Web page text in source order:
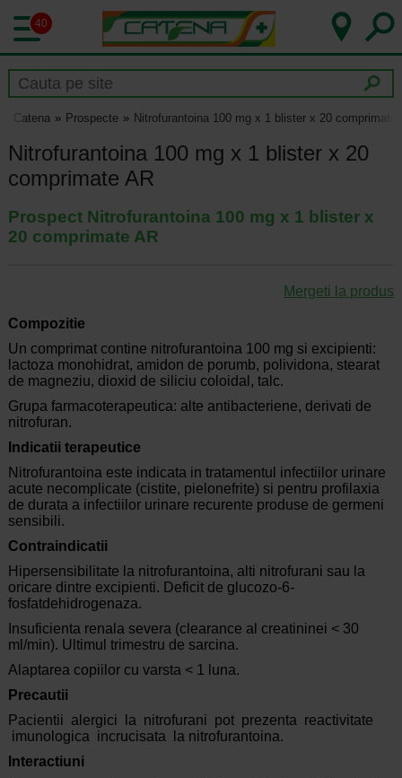
40
Catena Prospecte Nitrofurantoina 100 mg x 1 blister x 20 comprimate
Nitrofurantoina 100 mg x 1 blister x 20
comprimate AR
Prospect Nitrofurantoina 100 mg x 1 blister x
20 comprimate AR
Mergeti la produs
Compozitie
Un comprimat contine nitrofurantoina 100 mg si excipienti:
lactoza monohidrat, amidon de porumb, polividona, stearat
de magneziu, dioxid de siliciu coloidal, talc.
Grupa farmacoterapeutica: alte antibacteriene, derivati de
nitrofuran.
Indicatii terapeutice
Nitrofurantoina este indicata in tratamentul infectiilor urinare
acute necomplicate (cistite, pielonefrite) si pentru profilaxia
de durata a infectiilor urinare recurente produse de germeni
sensibili.
Contraindicatii
Hipersensibilitate la nitrofurantoina, alti nitrofurani sau la
oricare dintre excipienti. Deficit de glucozo-6-
fosfatdehidrogenaza.
Insuficienta renala severa (clearance al creatininei < 30
ml/min). Ultimul trimestru de sarcina.
Alaptarea copiilor cu varsta < 1 luna.
Precautii
Pacientii alergici la nitrofurani pot prezenta reactivitate
imunologica incrucisata la nitrofurantoina.
Interactiuni